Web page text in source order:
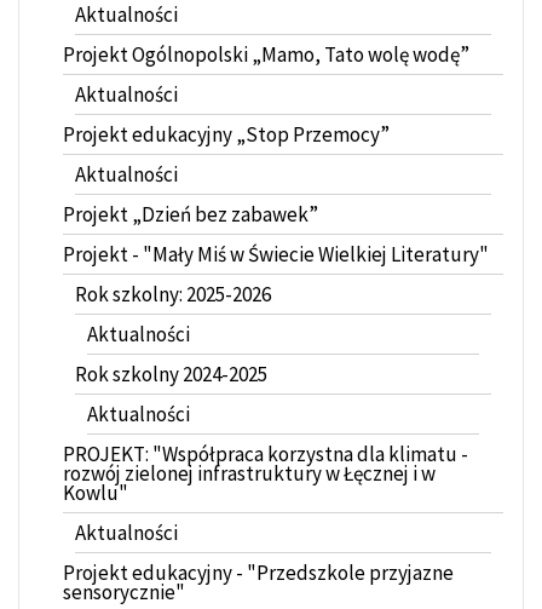
Aktualności
Projekt Ogólnopolski „Mamo, Tato wolę wodę”
Aktualności
Projekt edukacyjny „Stop Przemocy”
Aktualności
Projekt „Dzień bez zabawek”
Projekt - "Mały Miś w Świecie Wielkiej Literatury"
Rok szkolny: 2025-2026
Aktualności
Rok szkolny 2024-2025
Aktualności
PROJEKT: "Współpraca korzystna dla klimatu -
rozwój zielonej infrastruktury w Łęcznej i w
Kowlu"
Aktualności
Projekt edukacyjny - "Przedszkole przyjazne
sensorycznie"